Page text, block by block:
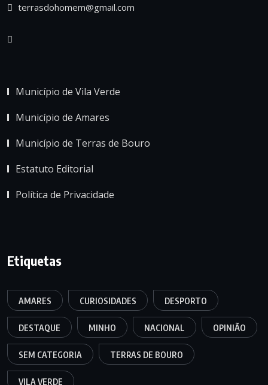
terrasdohomem@gmail.com
Município de Vila Verde
Município de Amares
Município de Terras de Bouro
Estatuto Editorial
Política de Privacidade
Etiquetas
AMARES CURIOSIDADES DESPORTO
DESTAQUE MINHO NACIONAL OPINIÃO
SEM CATEGORIA TERRAS DE BOURO
VILA VERDE